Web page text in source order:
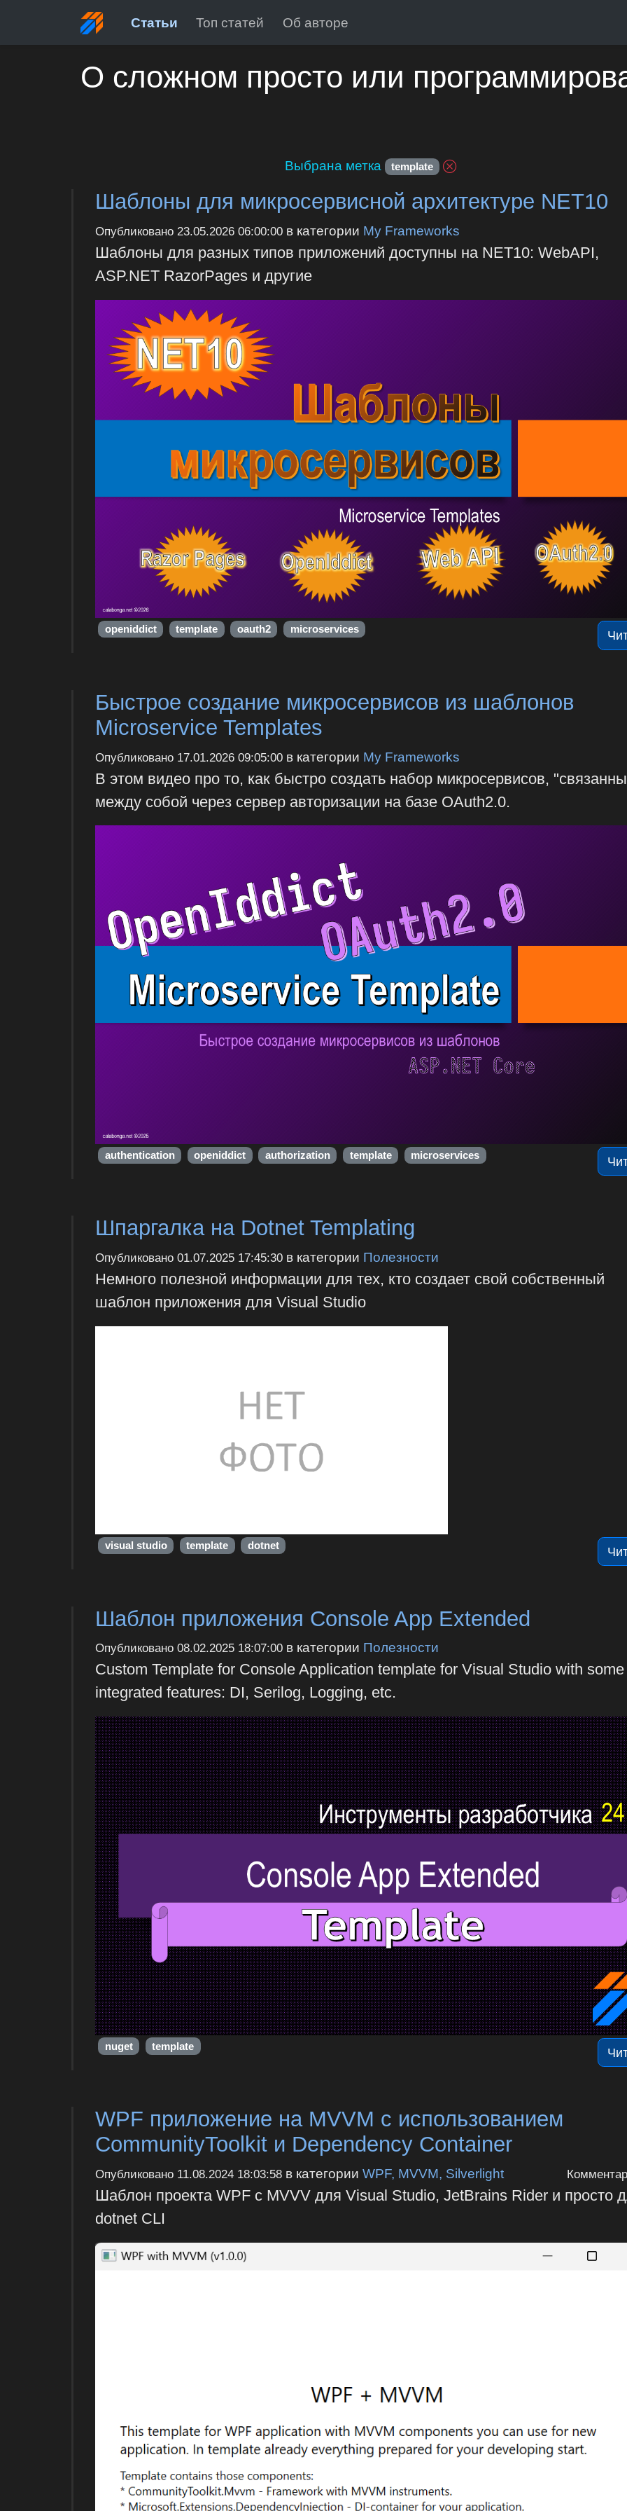
Статьи Топ статей Об авторе
О сложном просто или
Выбрана метка template
Шаблоны для микросервисной архитектуре NET10
Опубликовано 23.05.2026 06:00:00в категории My Frameworks
Шаблоны для разных типов приложений доступны на NET10: WebAPI,
ASP.NET RazorPages и другие
openiddict template oauth2 microservices
Быстрое создание микросервисов из шаблонов
Microservice Templates
Опубликовано 17.01.2026 09:05:00в категории My Frameworks
В этом видео про то, как быстро создать набор микросервисов,
между собой через сервер авторизации на базе OAuth2.0.
authentication openiddict authorization template microservices
Шпаргалка на Dotnet Templating
Опубликовано 01.07.2025 17:45:30в категории Полезности
Немного полезной информации для тех, кто создает свой собственный
шаблон приложения для Visual Studio
visual studio template dotnet
Шаблон приложения Console App Extended
Опубликовано 08.02.2025 18:07:00в категории Полезности
Custom Template for Console Application template for Visual Studio with some
integrated features: DI, Serilog, Logging, etc.
nuget template
WPF приложение на MVVM с использованием
CommunityToolkit и Dependency Container
Опубликовано 11.08.2024 18:03:58в категории WPF, MVVM, Silverlight
Шаблон проекта WPF с MVVV для Visual Studio, JetBrains Rider и просто
dotnet CLI